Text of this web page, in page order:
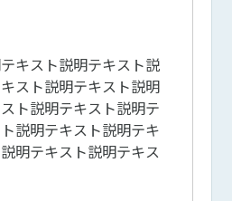
キスト説明テキスト説
スト説明テキスト説明
ト説明テキスト説明テ
説明テキスト説明テキ
明テキスト説明テキス